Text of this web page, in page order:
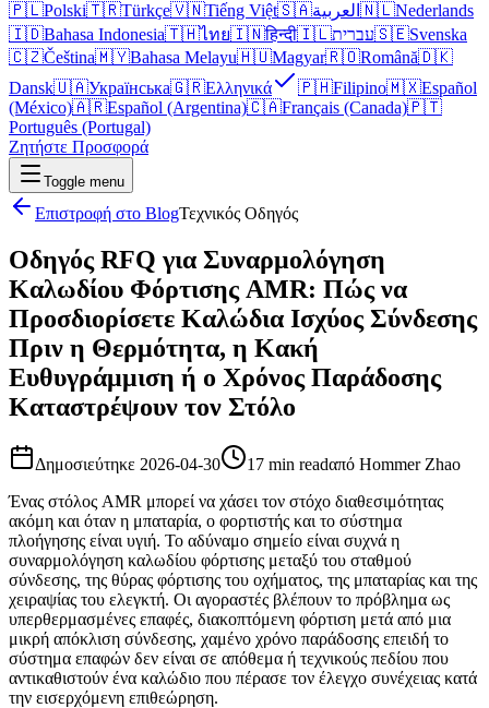
🇵🇱Polski🇹🇷Türkçe🇻🇳Tiếng Việt🇸🇦العربية 🇳🇱Nederlands
🇮🇩Bahasa Indonesia🇹🇭ไทย🇮🇳हिन्दी🇮🇱עברית🇸🇪Svenska
🇨🇿Čeština🇲🇾Bahasa Melayu🇭🇺Magyar🇷🇴Română🇩🇰
Dansk🇺🇦Українська🇬🇷Ελληνικά 🇵🇭Filipino🇲🇽Español
(México)🇦🇷Español (Argentina)🇨🇦Français (Canada)🇵🇹
Português (Portugal)
Ζητήστε Προσφορά
Toggle menu
Επιστροφή στο BlogΤεχνικός Οδηγός
Οδηγός RFQ για Συναρμολόγηση
Καλωδίου Φόρτισης AMR: Πώς να
Προσδιορίσετε Καλώδια Ισχύος Σύνδεσης
Πριν η Θερμότητα, η Κακή
Ευθυγράμμιση ή ο Χρόνος Παράδοσης
Καταστρέψουν τον Στόλο
Δημοσιεύτηκε 2026-04-30 17 min readαπό Hommer Zhao
Ένας στόλος AMR μπορεί να χάσει τον στόχο διαθεσιμότητας
ακόμη και όταν η μπαταρία, ο φορτιστής και το σύστημα
πλοήγησης είναι υγιή. Το αδύναμο σημείο είναι συχνά η
συναρμολόγηση καλωδίου φόρτισης μεταξύ του σταθμού
σύνδεσης, της θύρας φόρτισης του οχήματος, της μπαταρίας και της
χειραψίας του ελεγκτή. Οι αγοραστές βλέπουν το πρόβλημα ως
υπερθερμασμένες επαφές, διακοπτόμενη φόρτιση μετά από μια
μικρή απόκλιση σύνδεσης, χαμένο χρόνο παράδοσης επειδή το
σύστημα επαφών δεν είναι σε απόθεμα ή τεχνικούς πεδίου που
αντικαθιστούν ένα καλώδιο που πέρασε τον έλεγχο συνέχειας κατά
την εισερχόμενη επιθεώρηση.